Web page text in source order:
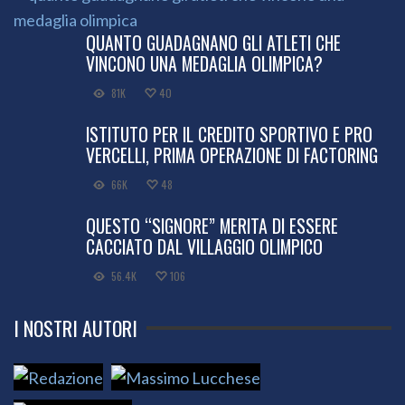
QUANTO GUADAGNANO GLI ATLETI CHE
VINCONO UNA MEDAGLIA OLIMPICA?
81K 40
ISTITUTO PER IL CREDITO SPORTIVO E PRO
VERCELLI, PRIMA OPERAZIONE DI FACTORING
66K 48
QUESTO “SIGNORE” MERITA DI ESSERE
CACCIATO DAL VILLAGGIO OLIMPICO
56.4K 106
I NOSTRI AUTORI